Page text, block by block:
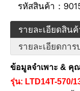
รหัสสินค้า：
รายละเอียดสินค้
รายละเอียดการ
ข้อมูลจำเพาะ & คุ
รุ่น: LTD14T-570/